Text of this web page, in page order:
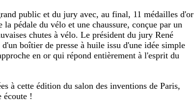
public et du jury avec, au final, 11 médailles d'or
pédale du vélo et une chaussure, conçue par un
chutes à vélo. Le président du jury René
boîtier de presse à huile issu d'une idée simple
en or qui répond entièrement à l'esprit du
à cette édition du salon des inventions de Paris,
écoute !